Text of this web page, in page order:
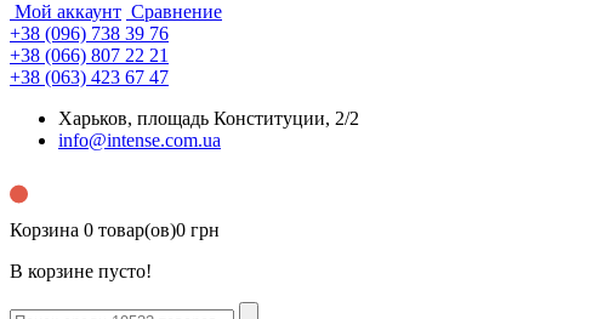
Мой аккаунт Сравнение
+38 (096) 738 39 76
+38 (066) 807 22 21
+38 (063) 423 67 47
Харьков, площадь Конституции, 2/2
info@intense.com.ua
Корзина 0 товар(ов)0 грн
В корзине пусто!